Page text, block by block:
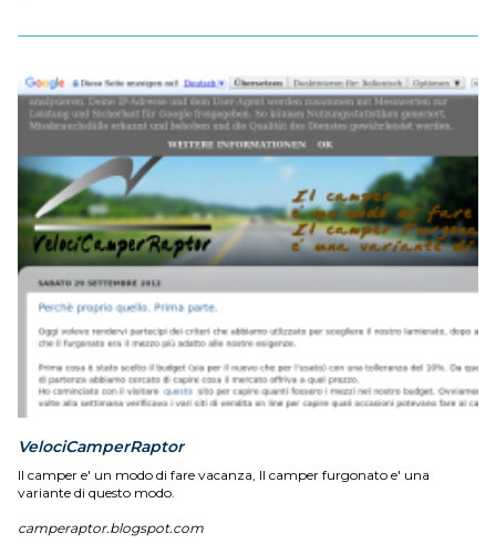
VelociCamperRaptor
Il camper e' un modo di fare vacanza, Il camper furgonato e' una
variante di questo modo.
camperaptor.blogspot.com